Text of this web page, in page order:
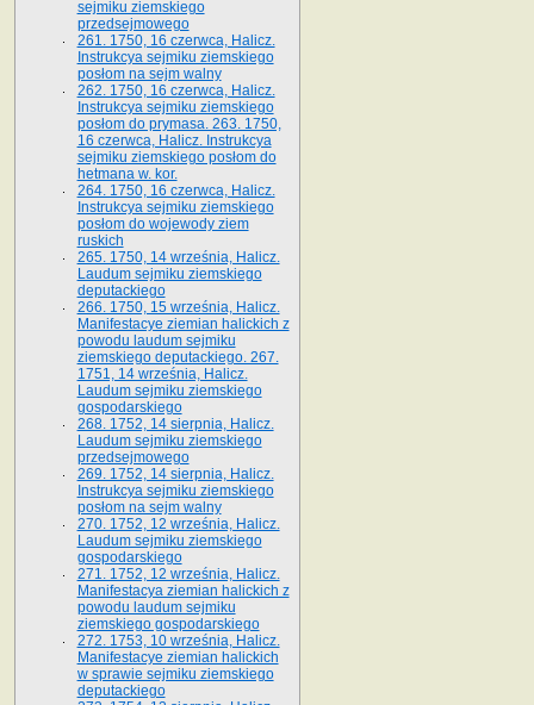
sejmiku ziemskiego
przedsejmowego
261. 1750, 16 czerwca, Halicz.
Instrukcya sejmiku ziemskiego
posłom na sejm walny
262. 1750, 16 czerwca, Halicz.
Instrukcya sejmiku ziemskiego
posłom do prymasa. 263. 1750,
16 czerwca, Halicz. Instrukcya
sejmiku ziemskiego posłom do
hetmana w. kor.
264. 1750, 16 czerwca, Halicz.
Instrukcya sejmiku ziemskiego
posłom do wojewody ziem
ruskich
265. 1750, 14 września, Halicz.
Laudum sejmiku ziemskiego
deputackiego
266. 1750, 15 września, Halicz.
Manifestacye ziemian halickich z
powodu laudum sejmiku
ziemskiego deputackiego. 267.
1751, 14 września, Halicz.
Laudum sejmiku ziemskiego
gospodarskiego
268. 1752, 14 sierpnia, Halicz.
Laudum sejmiku ziemskiego
przedsejmowego
269. 1752, 14 sierpnia, Halicz.
Instrukcya sejmiku ziemskiego
posłom na sejm walny
270. 1752, 12 września, Halicz.
Laudum sejmiku ziemskiego
gospodarskiego
271. 1752, 12 września, Halicz.
Manifestacya ziemian halickich z
powodu laudum sejmiku
ziemskiego gospodarskiego
272. 1753, 10 września, Halicz.
Manifestacye ziemian halickich
w sprawie sejmiku ziemskiego
deputackiego